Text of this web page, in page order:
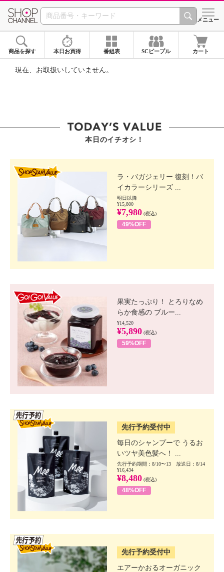
SHOP CHANNEL ショッ
メニュー
商品を探す 本日お買得 番組表 SCピープル カート
現在、お取扱いしていません。
本日のイチオシ！
ラ・バガジェリー 復刻！バ
イカラーシリーズ ...
明日以降
¥15,800
¥7,980 (税込)
49%OFF
果実たっぷり！ とろりなめ
らか食感の ブルー...
¥14,520
¥5,890 (税込)
59%OFF
先行予約受付中
毎日のシャンプーで うるお
いツヤ美色髪へ！ ...
先行予約期間：8/10〜13 放送日：8/14
¥16,434
¥8,480 (税込)
48%OFF
先行予約受付中
エアーかおるオーガニック